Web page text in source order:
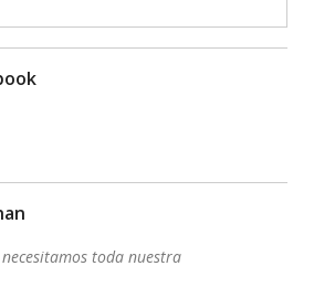
toda nuestra